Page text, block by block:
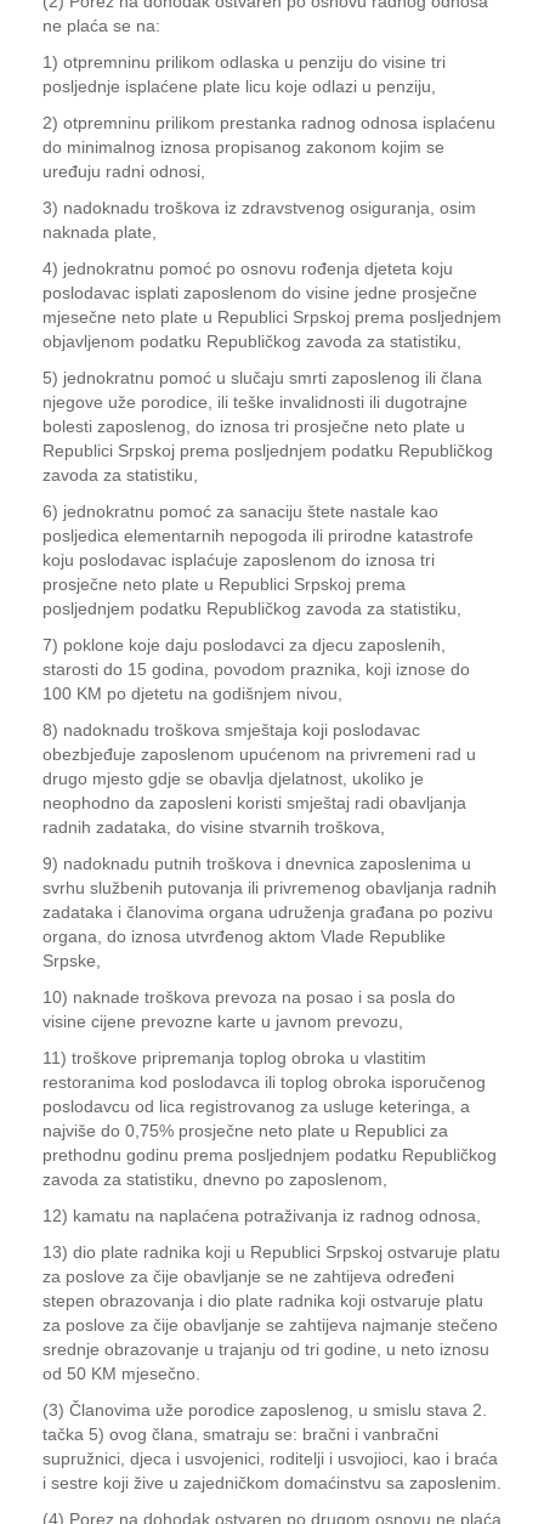
ne plaća se na:
1) otpremninu prilikom odlaska u penziju do visine tri
posljednje isplaćene plate licu koje odlazi u penziju,
2) otpremninu prilikom prestanka radnog odnosa isplaćenu
do minimalnog iznosa propisanog zakonom kojim se
uređuju radni odnosi,
3) nadoknadu troškova iz zdravstvenog osiguranja, osim
naknada plate,
4) jednokratnu pomoć po osnovu rođenja djeteta koju
poslodavac isplati zaposlenom do visine jedne prosječne
mjesečne neto plate u Republici Srpskoj prema posljednjem
objavljenom podatku Republičkog zavoda za statistiku,
5) jednokratnu pomoć u slučaju smrti zaposlenog ili člana
njegove uže porodice, ili teške invalidnosti ili dugotrajne
bolesti zaposlenog, do iznosa tri prosječne neto plate u
Republici Srpskoj prema posljednjem podatku Republičkog
zavoda za statistiku,
6) jednokratnu pomoć za sanaciju štete nastale kao
posljedica elementarnih nepogoda ili prirodne katastrofe
koju poslodavac isplaćuje zaposlenom do iznosa tri
prosječne neto plate u Republici Srpskoj prema
posljednjem podatku Republičkog zavoda za statistiku,
7) poklone koje daju poslodavci za djecu zaposlenih,
starosti do 15 godina, povodom praznika, koji iznose do
100 KM po djetetu na godišnjem nivou,
8) nadoknadu troškova smještaja koji poslodavac
obezbjeđuje zaposlenom upućenom na privremeni rad u
drugo mjesto gdje se obavlja djelatnost, ukoliko je
neophodno da zaposleni koristi smještaj radi obavljanja
radnih zadataka, do visine stvarnih troškova,
9) nadoknadu putnih troškova i dnevnica zaposlenima u
svrhu službenih putovanja ili privremenog obavljanja radnih
zadataka i članovima organa udruženja građana po pozivu
organa, do iznosa utvrđenog aktom Vlade Republike
Srpske,
10) naknade troškova prevoza na posao i sa posla do
visine cijene prevozne karte u javnom prevozu,
11) troškove pripremanja toplog obroka u vlastitim
restoranima kod poslodavca ili toplog obroka isporučenog
poslodavcu od lica registrovanog za usluge keteringa, a
najviše do 0,75% prosječne neto plate u Republici za
prethodnu godinu prema posljednjem podatku Republičkog
zavoda za statistiku, dnevno po zaposlenom,
12) kamatu na naplaćena potraživanja iz radnog odnosa,
13) dio plate radnika koji u Republici Srpskoj ostvaruje platu
za poslove za čije obavljanje se ne zahtijeva određeni
stepen obrazovanja i dio plate radnika koji ostvaruje platu
za poslove za čije obavljanje se zahtijeva najmanje stečeno
srednje obrazovanje u trajanju od tri godine, u neto iznosu
od 50 KM mjesečno.
(3) Članovima uže porodice zaposlenog, u smislu stava 2.
tačka 5) ovog člana, smatraju se: bračni i vanbračni
supružnici, djeca i usvojenici, roditelji i usvojioci, kao i braća
i sestre koji žive u zajedničkom domaćinstvu sa zaposlenim.
(4) Porez na dohodak ostvaren po drugom osnovu ne plaća